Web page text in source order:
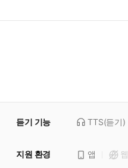
듣기 기능 TTS(듣기)
지원 환경 앱 웹